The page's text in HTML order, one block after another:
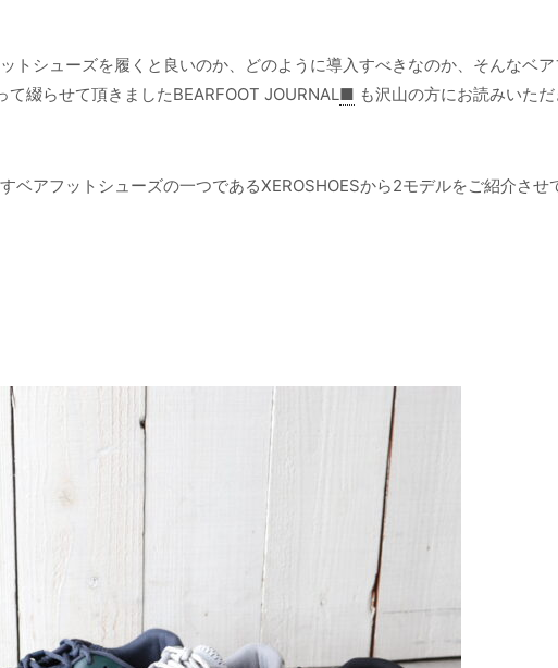
トシューズを履くと良いのか、どのように導入すべきなのか、そんなベア
綴らせて頂きましたBEARFOOT JOURNAL■ も沢山の方にお読みいた
ベアフットシューズの一つであるXEROSHOESから2モデルをご紹介させ